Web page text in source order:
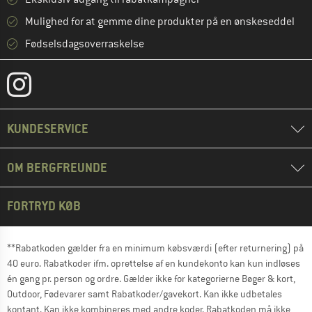
Mulighed for at gemme dine produkter på en ønskeseddel
Fødselsdagsoverraskelse
KUNDESERVICE
OM BERGFREUNDE
FORTRYD KØB
**Rabatkoden gælder fra en minimum købsværdi (efter returnering) på
40 euro. Rabatkoder ifm. oprettelse af en kundekonto kan kun indløses
én gang pr. person og ordre. Gælder ikke for kategorierne Bøger & kort,
Outdoor, Fødevarer samt Rabatkoder/gavekort. Kan ikke udbetales
kontant. Kan ikke kombineres med andre koder. Rabatkoden må ikke